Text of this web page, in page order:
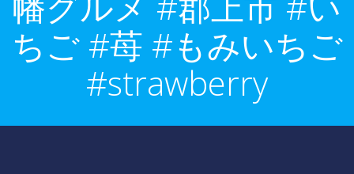
ちご #苺 #もみいちご
#strawberry